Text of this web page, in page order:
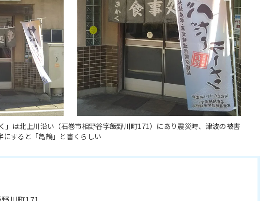
」は北上川沿い（石巻市相野谷字飯野川町171）にあり震災時、津波の被害
にすると「亀鶴」と書くらしい